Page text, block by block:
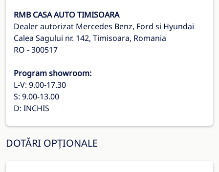
RMB CASA AUTO TIMISOARA
Dealer autorizat Mercedes Benz, Ford si Hyundai
Calea Sagului nr. 142, Timisoara, Romania
RO - 300517
Program showroom:
L-V: 9.00-17.30
S: 9.00-13.00
D: INCHIS
DOTĂRI OPȚIONALE